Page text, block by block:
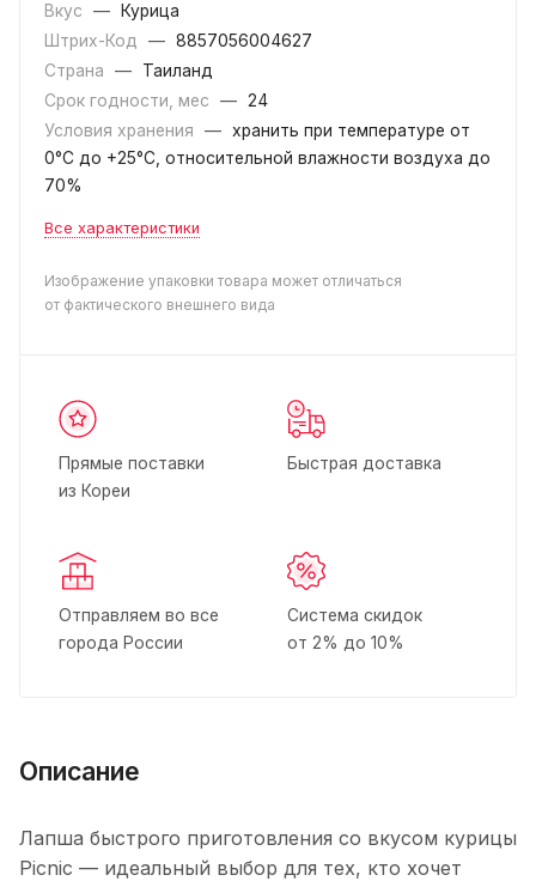
Вкус
—
Курица
Штрих-Код
— 8857056004627
Страна
—
Таиланд
Срок годности, мес
— 24
Условия хранения
— хранить при температуре от
0°C до +25°C, относительной влажности воздуха до
70%
Все характеристики
Изображение упаковки товара может отличаться
от фактического внешнего вида
Прямые поставки
из Кореи
Быстрая доставка
Отправляем во все
города России
Система скидок
от 2% до 10%
Описание
Лапша быстрого приготовления со вкусом курицы
Picnic — идеальный выбор для тех, кто хочет